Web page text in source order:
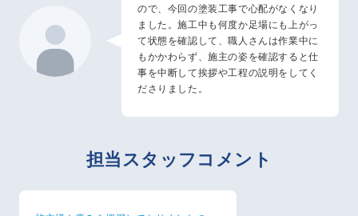
ので、今回の塗装工事で心配がなくなり
ました。施工中も何度か足場にも上がっ
て状態を確認して、職人さんは作業中に
もかかわらず、施主の姿を確認すると仕
事を中断して挨拶や工程の説明をしてく
ださりました。
担当スタッフコメント